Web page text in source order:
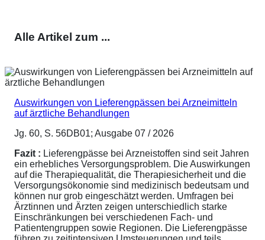
Alle Artikel zum ...
Auswirkungen von Lieferengpässen bei Arzneimitteln
auf ärztliche Behandlungen
Jg. 60, S. 56DB01; Ausgabe 07 / 2026
Fazit : Lieferengpässe bei Arzneistoffen sind seit Jahren
ein erhebliches Versorgungsproblem. Die Auswirkungen
auf die Therapiequalität, die Therapiesicherheit und die
Versorgungsökonomie sind medizinisch bedeutsam und
können nur grob eingeschätzt werden. Umfragen bei
Ärztinnen und Ärzten zeigen unterschiedlich starke
Einschränkungen bei verschiedenen Fach- und
Patientengruppen sowie Regionen. Die Lieferengpässe